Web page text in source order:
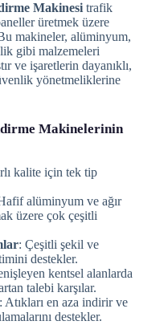
Makinesitrafik
üretmek üzere
makineler, alüminyum,
gibi malzemeleri
ve işaretlerin dayanıklı,
yönetmeliklerine
Makinelerinin
kalite için tek tip
alüminyum ve ağır
üzere çok çeşitli
: Çeşitli şekil ve
destekler.
kentsel alanlarda
talebi karşılar.
Atıkları en aza indirir ve
destekler.